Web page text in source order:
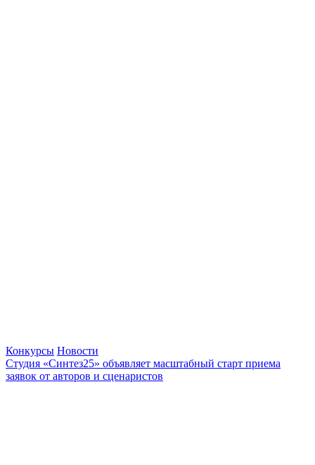
Конкурсы Новости
Студия «Синтез25» объявляет масштабный старт приема
заявок от авторов и сценаристов